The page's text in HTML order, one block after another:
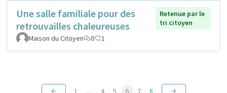
Une salle familiale pour des
retrouvailles chaleureuses
Retenue par le
tri citoyen
Maison du Citoyen
0 1
1 … 4 5 6 7 8